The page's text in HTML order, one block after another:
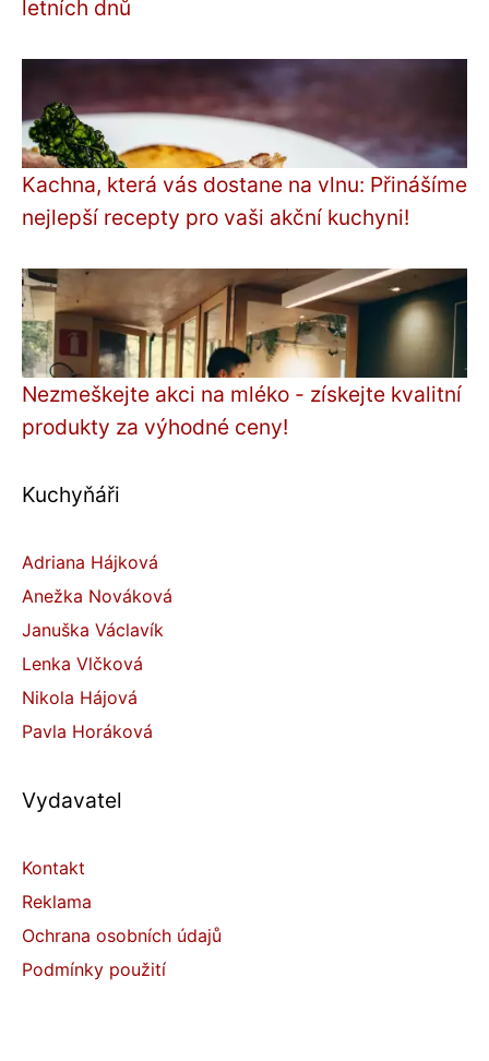
letních dnů
Kachna, která vás dostane na vlnu: Přinášíme
nejlepší recepty pro vaši akční kuchyni!
Nezmeškejte akci na mléko - získejte kvalitní
produkty za výhodné ceny!
Kuchyňáři
Adriana Hájková
Anežka Nováková
Januška Václavík
Lenka Vlčková
Nikola Hájová
Pavla Horáková
Vydavatel
Kontakt
Reklama
Ochrana osobních údajů
Podmínky použití